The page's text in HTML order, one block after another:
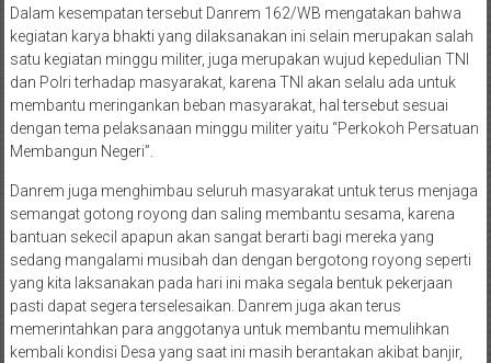
Dalam kesempatan tersebut Danrem 162/WB mengatakan bahwa
kegiatan karya bhakti yang dilaksanakan ini selain merupakan salah
satu kegiatan minggu militer, juga merupakan wujud kepedulian TNI
dan Polri terhadap masyarakat, karena TNI akan selalu ada untuk
membantu meringankan beban masyarakat, hal tersebut sesuai
dengan tema pelaksanaan minggu militer yaitu “Perkokoh Persatuan
Membangun Negeri”.
Danrem juga menghimbau seluruh masyarakat untuk terus menjaga
semangat gotong royong dan saling membantu sesama, karena
bantuan sekecil apapun akan sangat berarti bagi mereka yang
sedang mangalami musibah dan dengan bergotong royong seperti
yang kita laksanakan pada hari ini maka segala bentuk pekerjaan
pasti dapat segera terselesaikan. Danrem juga akan terus
memerintahkan para anggotanya untuk membantu memulihkan
kembali kondisi Desa yang saat ini masih berantakan akibat banjir,